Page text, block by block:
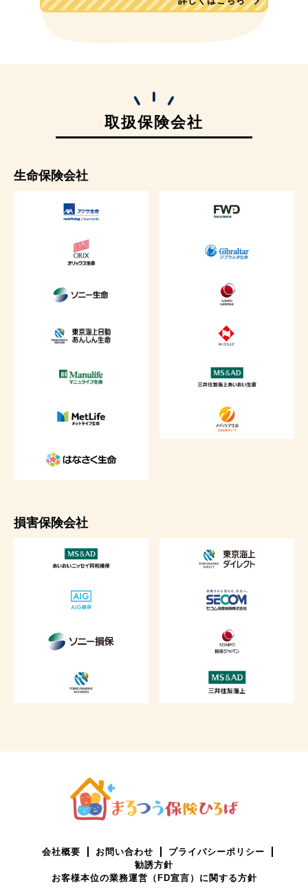
取扱保険会社
生命保険会社
損害保険会社
会社概要 お問い合わせ
プライバシーポリシー
勧誘方針
お客様本位の業務運営（FD宣言）に関する方針